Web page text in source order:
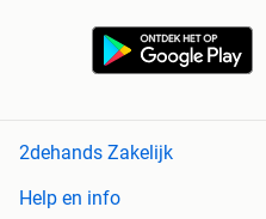
2dehands Zakelijk
Help en info